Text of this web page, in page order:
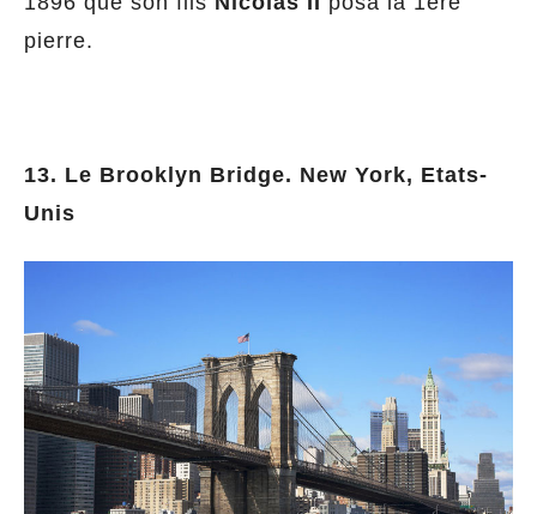
pierre.
13. Le Brooklyn Bridge. New York, Etats-
Unis